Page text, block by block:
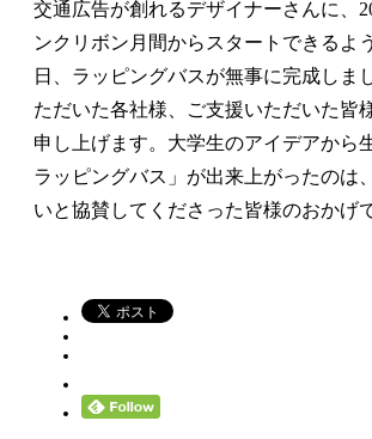
交通広告が創れるデザイナーさんに、
ンクリボン月間からスタートできるよ
日、ラッピングバスが無事に完成しま
ただいた各社様、ご支援いただいた皆
申し上げます。大学生のアイデアから
ラッピングバス」が出来上がったのは
いと協賛してくださった皆様のおかげ